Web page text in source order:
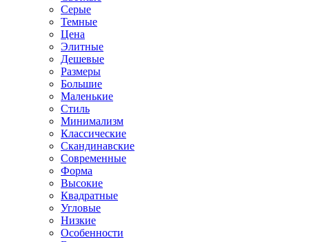
Серые
Темные
Цена
Элитные
Дешевые
Размеры
Большие
Маленькие
Стиль
Минимализм
Классические
Скандинавские
Современные
Форма
Высокие
Квадратные
Угловые
Низкие
Особенности